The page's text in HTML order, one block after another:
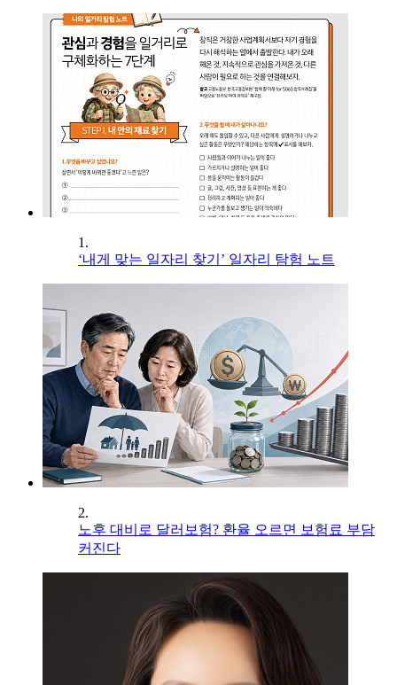
1.
‘내게 맞는 일자리 찾기’ 일자리 탐험 노트
2.
노후 대비로 달러보험? 환율 오르면 보험료 부담
커진다